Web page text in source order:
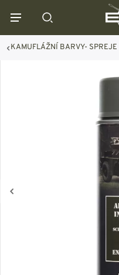
KAMUFLÁŽNÍ BARVY- SPREJE